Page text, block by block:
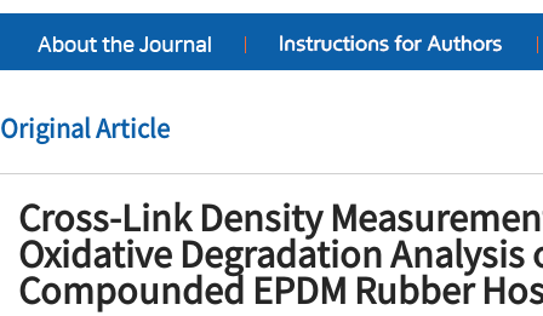
Original Article
Cross-Link Density
Oxidative Degradation Analysis
Compounded EPDM Rubber